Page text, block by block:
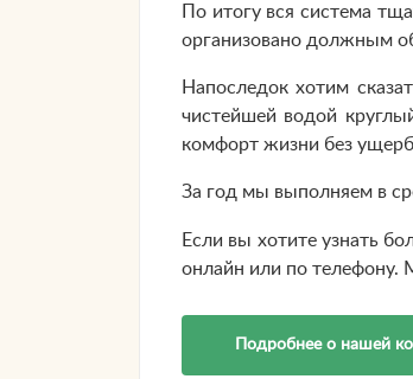
По итогу вся система
организовано должным
Напоследок хотим
чистейшей водой
комфорт жизни без
За год мы выполняем в
Если вы хотите узнать
онлайн или по телефону.
Подробнее о нашей